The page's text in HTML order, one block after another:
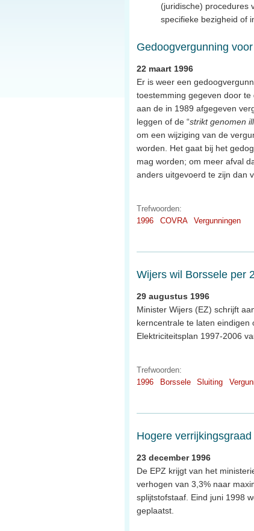
(juridische) procedures
specifieke bezigheid of
Gedoogvergunning
22 maart 1996
Er is weer een
toestemming gegeven door
aan de in 1989 afgegeven
leggen of de “strikt genomen
om een wijziging van de
worden. Het gaat bij het
mag worden; om meer afval
anders uitgevoerd te zijn dan
Trefwoorden:
1996
COVRA Vergunningen
Wijers wil Borssele per
29 augustus 1996
Minister Wijers (EZ) schrijft
kerncentrale te laten
Elektriciteitsplan 1997-2006
Trefwoorden:
1996
Borssele Sluiting
Hogere
23 december 1996
De EPZ krijgt van het
verhogen van 3,3% naar
splijtstofstaaf. Eind juni 1998
geplaatst.